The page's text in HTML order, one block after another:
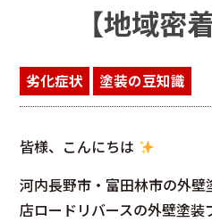
【地域密
劣化症状 塗装の豆知識
皆様、こんにちは
河内長野市・富田林市の外
店ロードリバースの外壁塗装